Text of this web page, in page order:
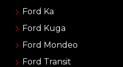
Ford Ka
Ford Kuga
Ford Mondeo
Ford Transit